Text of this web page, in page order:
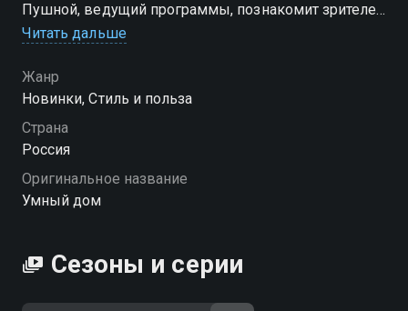
Пушной, ведущий программы, познакомит зрителей
с новинками техники, проверит популярные
полезны, а какие — пустая трата денег. «Умный дом»
— смотрите онлайн в хорошем качестве.
Читать дальше
Жанр
Новинки, Стиль и польза
Страна
Россия
Оригинальное название
Умный дом
Сезоны и серии